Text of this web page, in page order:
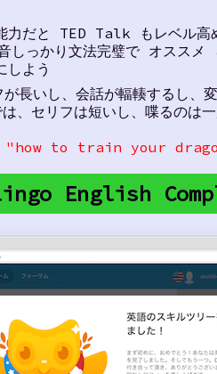
力だと TED Talk もレベル高
しっかり文法完璧で オスス
しよう
長いし、会話が輻輳するし、
、セリフは短いし、喋るのは
"how to train your
English